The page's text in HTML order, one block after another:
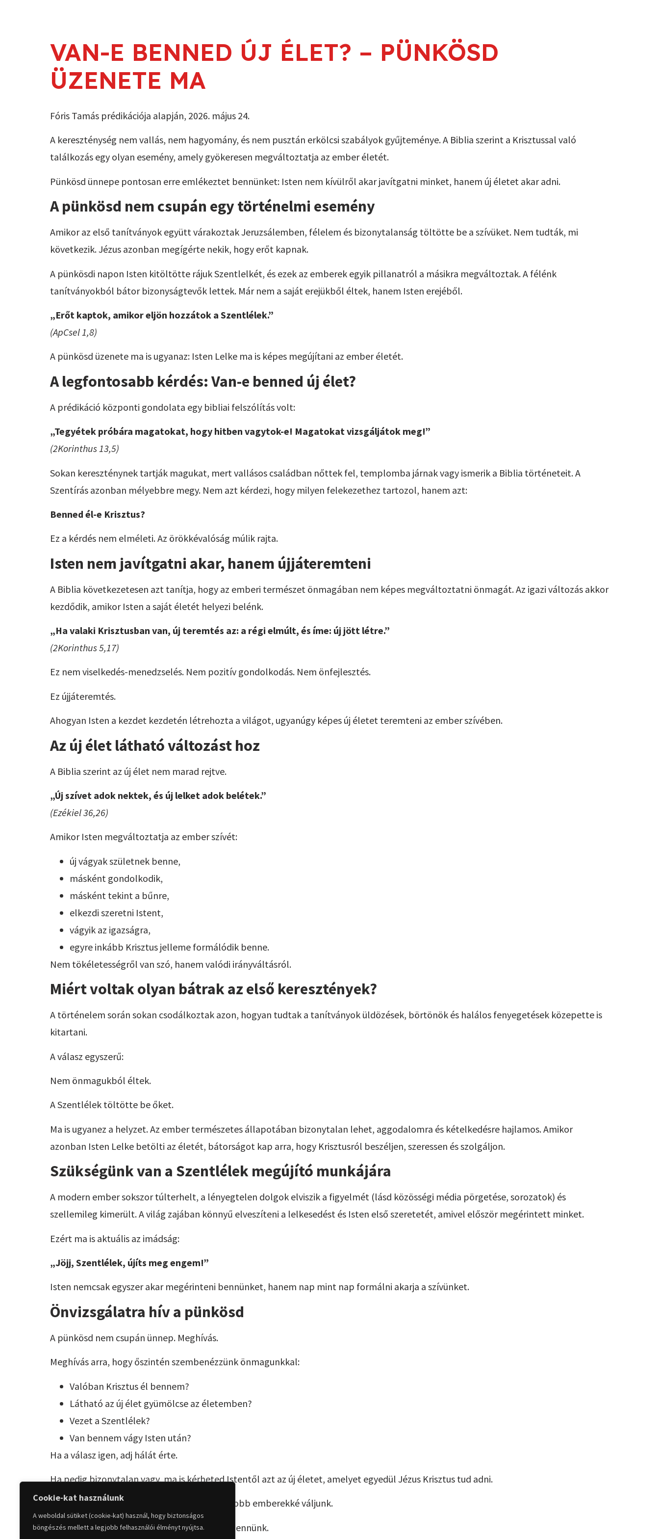
Cookie-kat használunk
A weboldal sütiket (cookie-kat) használ, hogy biztonságos
böngészés mellett a legjobb felhasználói élményt nyújtsa.
VAN-E BENNED ÚJ ÉLET? – PÜNKÖSD
ÜZENETE MA
Fóris Tamás prédikációja alapján, 2026. május 24.
A kereszténység nem vallás, nem hagyomány, és nem pusztán erkölcsi szabályok gyűjteménye. A Biblia szerint a Krisztussal való
találkozás egy olyan esemény, amely gyökeresen megváltoztatja az ember életét.
Pünkösd ünnepe pontosan erre emlékeztet bennünket: Isten nem kívülről akar javítgatni minket, hanem új életet akar adni.
A pünkösd nem csupán egy történelmi esemény
Amikor az első tanítványok együtt várakoztak Jeruzsálemben, félelem és bizonytalanság töltötte be a szívüket. Nem tudták, mi
következik. Jézus azonban megígérte nekik, hogy erőt kapnak.
A pünkösdi napon Isten kitöltötte rájuk Szentlelkét, és ezek az emberek egyik pillanatról a másikra megváltoztak. A félénk
tanítványokból bátor bizonyságtevők lettek. Már nem a saját erejükből éltek, hanem Isten erejéből.
„Erőt kaptok, amikor eljön hozzátok a Szentlélek.”
(ApCsel 1,8)
A pünkösd üzenete ma is ugyanaz: Isten Lelke ma is képes megújítani az ember életét.
A legfontosabb kérdés: Van-e benned új élet?
A prédikáció központi gondolata egy bibliai felszólítás volt:
„Tegyétek próbára magatokat, hogy hitben vagytok-e! Magatokat vizsgáljátok meg!”
(2Korinthus 13,5)
Sokan kereszténynek tartják magukat, mert vallásos családban nőttek fel, templomba járnak vagy ismerik a Biblia történeteit. A
Szentírás azonban mélyebbre megy. Nem azt kérdezi, hogy milyen felekezethez tartozol, hanem azt:
Benned él-e Krisztus?
Ez a kérdés nem elméleti. Az örökkévalóság múlik rajta.
Isten nem javítgatni akar, hanem újjáteremteni
A Biblia következetesen azt tanítja, hogy az emberi természet önmagában nem képes megváltoztatni önmagát. Az igazi változás akkor
kezdődik, amikor Isten a saját életét helyezi belénk.
„Ha valaki Krisztusban van, új teremtés az: a régi elmúlt, és íme: új jött létre.”
(2Korinthus 5,17)
Ez nem viselkedés-menedzselés. Nem pozitív gondolkodás. Nem önfejlesztés.
Ez újjáteremtés.
Ahogyan Isten a kezdet kezdetén létrehozta a világot, ugyanúgy képes új életet teremteni az ember szívében.
Az új élet látható változást hoz
A Biblia szerint az új élet nem marad rejtve.
„Új szívet adok nektek, és új lelket adok belétek.”
(Ezékiel 36,26)
Amikor Isten megváltoztatja az ember szívét:
új vágyak születnek benne,
másként gondolkodik,
másként tekint a bűnre,
elkezdi szeretni Istent,
vágyik az igazságra,
egyre inkább Krisztus jelleme formálódik benne.
Nem tökéletességről van szó, hanem valódi irányváltásról.
Miért voltak olyan bátrak az első keresztények?
A történelem során sokan csodálkoztak azon, hogyan tudtak a tanítványok üldözések, börtönök és halálos fenyegetések közepette is
kitartani.
A válasz egyszerű:
Nem önmagukból éltek.
A Szentlélek töltötte be őket.
Ma is ugyanez a helyzet. Az ember természetes állapotában bizonytalan lehet, aggodalomra és kételkedésre hajlamos. Amikor
azonban Isten Lelke betölti az életét, bátorságot kap arra, hogy Krisztusról beszéljen, szeressen és szolgáljon.
Szükségünk van a Szentlélek megújító munkájára
A modern ember sokszor túlterhelt, a lényegtelen dolgok elviszik a figyelmét (lásd közösségi média pörgetése, sorozatok) és
szellemileg kimerült. A világ zajában könnyű elveszíteni a lelkesedést és Isten első szeretetét, amivel először megérintett minket.
Ezért ma is aktuális az imádság:
„Jöjj, Szentlélek, újíts meg engem!”
Isten nemcsak egyszer akar megérinteni bennünket, hanem nap mint nap formálni akarja a szívünket.
Önvizsgálatra hív a pünkösd
A pünkösd nem csupán ünnep. Meghívás.
Meghívás arra, hogy őszintén szembenézzünk önmagunkkal:
Valóban Krisztus él bennem?
Látható az új élet gyümölcse az életemben?
Vezet a Szentlélek?
Van bennem vágy Isten után?
Ha a válasz igen, adj hálát érte.
Ha pedig bizonytalan vagy, ma is kérheted Istentől azt az új életet, amelyet egyedül Jézus Krisztus tud adni.
Mert a kereszténység lényege nem az, hogy jobb emberekké váljunk.
Hanem az, hogy Krisztus élete megjelenjen bennünk.